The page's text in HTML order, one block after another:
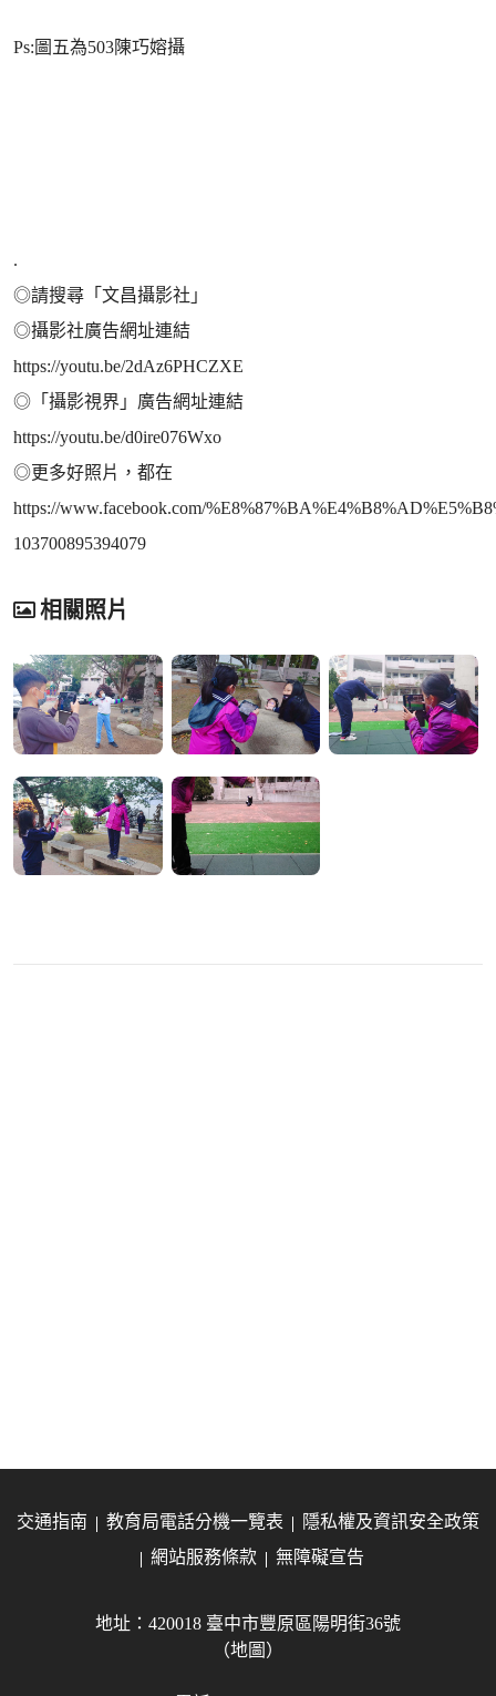
Ps:圖五為503陳巧嫆攝
.
◎請搜尋「文昌攝影社」
◎攝影社廣告網址連結
https://youtu.be/2dAz6PHCZXE
◎「攝影視界」廣告網址連結
https://youtu.be/d0ire076Wxo
◎更多好照片，都在
https://www.facebook.com/
103700895394079
相關照片
交通指南 教育局電話分機一覽表
隱私權及資訊安全政策
網站服務條款
無障礙宣告
地址：420018 臺中市豐原區陽明街36號
（地圖）